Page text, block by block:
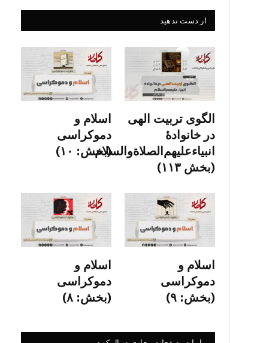
از دست ندهید
الگوی تربیت الهی
در خانوادۀ
انبیاءعلیهم‌الصلاةو‌السلام
(بخش ۱۱۳)
اسلام و
دموکراسی
(بخش: ۱۰)
اسلام و
دموکراسی
(بخش: ۹)
اسلام و
دموکراسی
(بخش: ۸)